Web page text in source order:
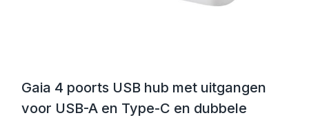
Gaia 4 poorts USB hub met uitgangen
voor USB-A en Type-C en dubbele